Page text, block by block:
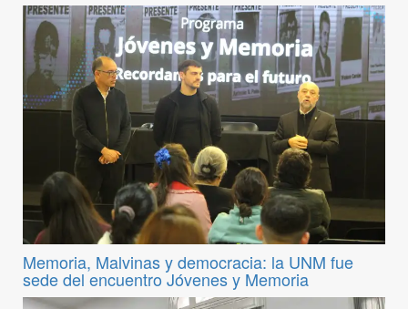
Memoria, Malvinas y democracia: la UNM fue
sede del encuentro Jóvenes y Memoria